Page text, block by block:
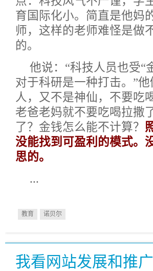
育国际化小。简直是他妈
师，这样的老师难怪是做
的。
他说：“科技人员也受“
对于科研是一种打击。 ”
人，又不是神仙，不要吃
老爸老妈就不要吃喝拉撒
了？金钱怎么能不计算？
没能找到可盈利的模式。
思的。
...
教育 诺贝尔
我看网站发展和推广